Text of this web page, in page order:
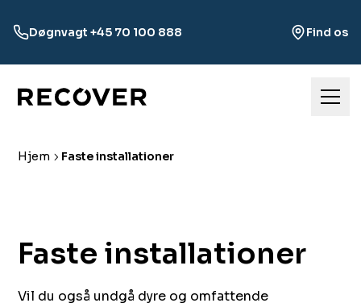
Døgnvagt +45 70 100 888 Find os
Hjem Faste installationer
Faste installationer‌‌‍ ‍‌‍‍‌‌ ‌​‌ ‍‌​‍ ‍‌‍‍‌‌‍ ​‍​‍​‍ ​​‍​‍‌‍‍​‌ ​‍‌‍‌‌‌‍‌‍​‍​‍​ ‍‍​‍​‍​‍ ‌ ​ ‌ ‌​‌ ‌‌‌‍‌​‌‍‍‌‌‍ ​‍ ‌‍‍‌‌‍ ‍‌ ‌​‌‍‌‌‌‍ ‍‌ ‌​​‍ ‌‍‌‌‌‍‌​‌‍‍‌‌ ‌​​‍ ‌‍ ‌‌‍ ‌‍‌​‌‍‌‌​ ‌‌ ​​‌ ​‍‌‍‌‌‌ ​ ‌‍‌‌‌‍ ‍‌ ‌​‌‍​‌‌ ‌​‌‍‍‌‌‍ ‌‍ ‍​ ‍ ‌‍‍‌‌‍‌​​ ‌​ ​ ​ ​​​ ‌ ‌‍​‍‌‍‌‌‌‍‌‍​ ‌​​ ‍‌​‍ ‌‌‍‌‍​ ‍‌‌‍​‌​ ​ ​‍ ‌​ ‌​‌‍​‍​ ‌‍​ ‍​​‍ ‌​ ‍‌​ ‍​‌‍​‌‌‍‌​​‍ ‌​ ‍​​ ‌​​ ‌ ​ ​‌​ ​ ‌‍​‌‌‍‌‍​ ‌​‌‍​‍​ ​‌​ ​‌​ ‌‌​ ‍ ‌ ‌​‌ ‍‌‌ ​​‌‍‌‌​ ‌‌ ​ ‌‍‍‌‌ ‌​‌‍‌‌‌‌​​‌‍​‌‌‍‌ ‌‍‌‌​ ‍ ‌ ​​‌‍​‌‌ ‌​‌‍‍​​ ‌‌ ​​‌‍​‌‌‍‌ ‌‍‌‌‌​​‍‌ ‌‌‌‍‍‌‌‍ ​‌‍‌​‌‍‌‌‌ ​‍​‍‌‌​ ‌‌‌​​‍‌‌ ‌‍‍ ‌‍‌‌‌ ‍‌​‍‌‌​ ​ ‌​‌​​‍‌‌​ ​ ‌​‌​​‍‌‌​ ​‍​ ​‍​ ‌‌‌‍​ ​ ​ ‌‍‌‍‌‍​‍‌‍‌​‌‍‌‌‌‍​‍‌‍‌‌​ ​‍​ ​​‌‍​ ​‍‌‌​ ​‍​ ​‍​‍‌‌​ ‌‌‌​‌​​‍ ‍‌‍‍​‌‍‌‌‌‍​‌‌‍‌​‌‍‍‌‌‍ ‍‌‍‌ ​ ‌‍​‍‌‍​‌‌ ​ ‌‍‌‌‌‌‌‌‌ ​‍‌‍ ​​ ‌​‍‌‌​ ​‍‌​‌‍‌ ​ ‌ ‌​‌ ‌‌‌‍‌​‌‍‍‌‌‍ ​‍‌‍‌‍‍‌‌‍‌​​ ‌​ ​ ​ ​​​ ‌ ‌‍​‍‌‍‌‌‌‍‌‍​ ‌​​ ‍‌​‍ ‌‌‍‌‍​ ‍‌‌‍​‌​ ​ ​‍ ‌​ ‌​‌‍​‍​ ‌‍​ ‍​​‍ ‌​ ‍‌​ ‍​‌‍​‌‌‍‌​​‍ ‌​ ‍​​ ‌​​ ‌ ​ ​‌​ ​ ‌‍​‌‌‍‌‍​ ‌​‌‍​‍​ ​‌​ ​‌​ ‌‌​‍‌‍‌ ‌​‌ ‍‌‌ ​​‌‍‌‌​ ‌‌ ​ ‌‍‍‌‌ ‌​‌‍‌‌‌‌​​‌‍​‌‌‍‌ ‌‍‌‌​‍‌‍‌ ​​‌‍​‌‌ ‌​‌‍‍​​ ‌‌ ​​‌‍​‌‌‍‌ ‌‍‌‌‌​​‍‌ ‌‌‌‍‍‌‌‍ ​‌‍‌​‌‍‌‌‌ ​‍​‍‌‌​ ‌‌‌​​‍‌‌ ‌‍‍ ‌‍‌‌‌ ‍‌​‍‌‌​ ​ ‌​‌​​‍‌‌​ ​ ‌​‌​​‍‌‌​ ​‍​ ​‍​ ‌‌‌‍​ ​ ​ ‌‍‌‍‌‍​‍‌‍‌​‌‍‌‌‌‍​‍‌‍‌‌​ ​‍​ ​​‌‍​ ​‍‌‌​ ​‍​ ​‍​‍‌‌​ ‌‌‌​‌​​‍ ‍‌‍‍​‌‍‌‌‌‍​‌‌‍‌​‌‍‍‌‌‍ ‍‌‍‌ ​‍​‍‌ ‌
Vil du også undgå dyre og omfattende